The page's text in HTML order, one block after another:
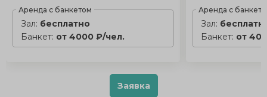
Аренда с банкетом
Зал: бесплатно
Банкет: от 4000 ₽/чел.
Аренда с
Зал:
Банкет: от
Заявка